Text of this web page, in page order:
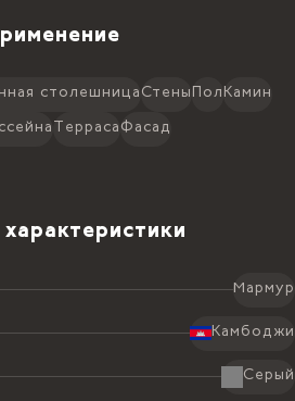
столешница Стены Пол Камин
Терраса Фасад
Мармур
Камбоджи
Серый